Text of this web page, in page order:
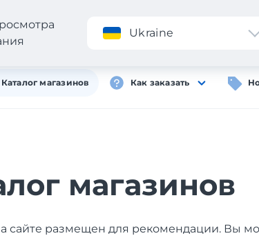
Каталог магазинов Как заказать
Ukraine
магазинов
сайте размещен для рекомендации. Вы